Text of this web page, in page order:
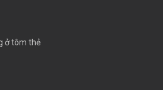
ở tôm thẻ